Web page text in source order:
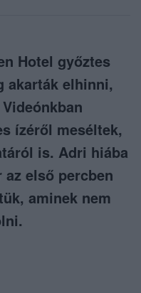
Hotel győztes
akarták elhinni,
ízéről meséltek,
is. Adri hiába
első percben
aminek nem